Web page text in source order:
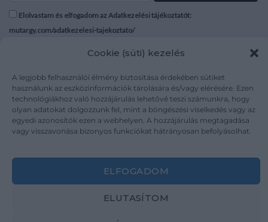
Cookie (süti) kezelés
A legjobb felhasználói élmény biztosítása érdekében sütiket
használunk az eszközinformációk tárolására és/vagy elérésére. Ezen
technológiákhoz való hozzájárulás lehetővé teszi számunkra, hogy
olyan adatokat dolgozzunk fel, mint a böngészési viselkedés vagy az
egyedi azonosítók ezen a webhelyen. A hozzájárulás megtagadása
vagy visszavonása bizonyos funkciókat hátrányosan befolyásolhat.
ELFOGADOM
ELUTASÍTOM
Elolvastam és elfogadom az Adatkezelési tájékoztatót:
mutargy.com/adatkezelesi-tajekoztato/
Médiaajánlat
Karrier
Kapcsolat
Áraink
ÁSZF
Adatvédelem
Impresszum